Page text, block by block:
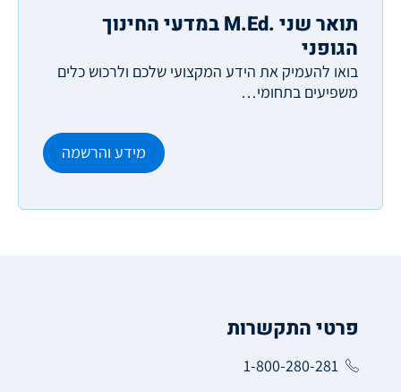
תואר שני .M.Ed במדעי החינוך
הגופני
בואו להעמיק את הידע המקצועי שלכם ולרכוש כלים
משפיעים בתחומי…
מידע והרשמה
פרטי התקשרות
1-800-280-281